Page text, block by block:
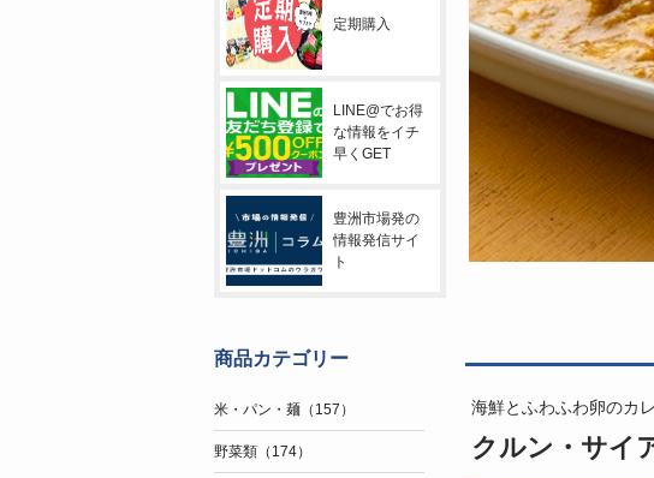
海鮮とふわふわ卵のカ
クルン・サイ
定期購入
LINE@でお得
な情報をイチ
早くGET
豊洲市場発の
情報発信サイ
ト
商品カテゴリー
米・パン・麺（157）
野菜類（174）